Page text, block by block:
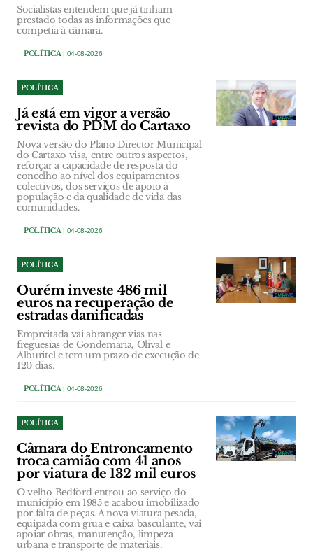
Socialistas entendem que já tinham
prestado todas as informações que
competia à câmara.
POLÍTICA| 04-08-2026
POLÍTICA
Já está em vigor a versão
revista do PDM do Cartaxo
Nova versão do Plano Director Municipal
do Cartaxo visa, entre outros aspectos,
reforçar a capacidade de resposta do
concelho ao nível dos equipamentos
colectivos, dos serviços de apoio à
população e da qualidade de vida das
comunidades.
POLÍTICA| 04-08-2026
POLÍTICA
Ourém investe 486 mil
euros na recuperação de
estradas danificadas
Empreitada vai abranger vias nas
freguesias de Gondemaria, Olival e
Alburitel e tem um prazo de execução de
120 dias.
POLÍTICA| 04-08-2026
POLÍTICA
Câmara do Entroncamento
troca camião com 41 anos
por viatura de 132 mil euros
O velho Bedford entrou ao serviço do
município em 1985 e acabou imobilizado
por falta de peças. A nova viatura pesada,
equipada com grua e caixa basculante, vai
apoiar obras, manutenção, limpeza
urbana e transporte de materiais.